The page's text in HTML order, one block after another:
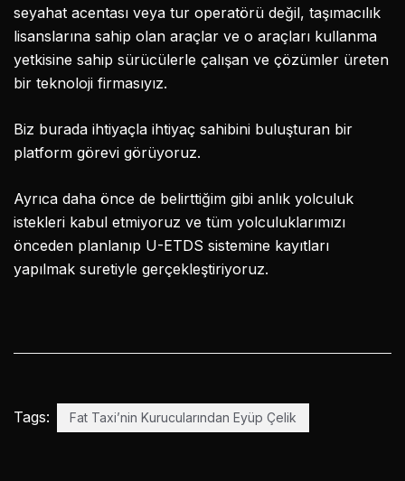
seyahat acentası veya tur operatörü değil, taşımacılık
lisanslarına sahip olan araçlar ve o araçları kullanma
yetkisine sahip sürücülerle çalışan ve çözümler üreten
bir teknoloji firmasıyız.
Biz burada ihtiyaçla ihtiyaç sahibini buluşturan bir
platform görevi görüyoruz.
Ayrıca daha önce de belirttiğim gibi anlık yolculuk
istekleri kabul etmiyoruz ve tüm yolculuklarımızı
önceden planlanıp U-ETDS sistemine kayıtları
yapılmak suretiyle gerçekleştiriyoruz.
Tags: Fat Taxi’nin Kurucularından Eyüp Çelik